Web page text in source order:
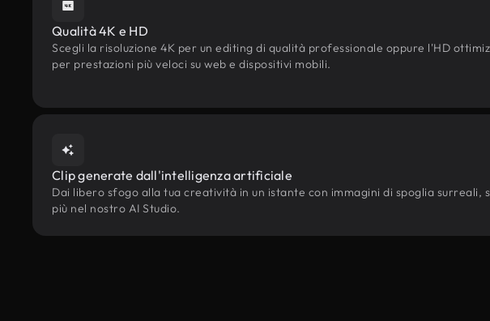
Qualità 4K e HD
Scegli la risoluzione 4K per un editing di qualità professionale oppure l'HD
per prestazioni più veloci su web e dispositivi mobili.
Clip generate dall'intelligenza artificiale
Dai libero sfogo alla tua creatività in un istante con immagini di spoglia
più nel nostro AI Studio.